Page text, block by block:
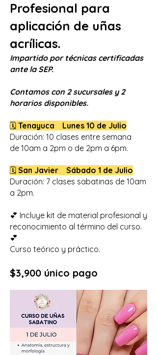
Profesional para
aplicación de uñas
acrílicas.
Impartido por técnicas certificadas
ante la SEP.
Contamos con 2 sucursales y 2
horarios disponibles.
🗓️ Tenayuca Lunes 10 de Julio
Duración: 10 clases entre semana
de 10am a 2pm o de 2pm a 6pm.
🗓️ San Javier Sábado 1 de Julio
Duración: 7 clases sabatinas de 10am
a 2pm.
💕 Incluye kit de material profesional y
reconocimiento al término del curso.
💕
Curso teórico y práctico.
$3,900 único pago